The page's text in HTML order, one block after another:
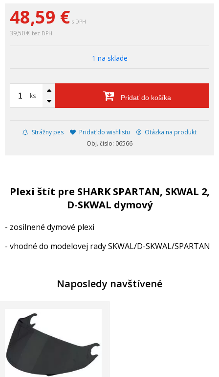
48,59 € s DPH
39,50 € bez DPH
1 na sklade
ks Pridať do košíka
Strážny pes Pridať do wishlistu
Otázka na produkt
Obj. čislo: 06566
Plexi štít pre SHARK SPARTAN, SKWAL 2,
D-SKWAL dymový
- zosilnené dymové plexi
- vhodné do modelovej rady SKWAL/D-SKWAL/SPARTAN
Naposledy navštívené